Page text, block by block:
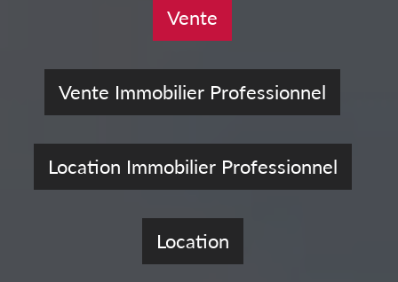
Vente
Vente Immobilier Professionnel
Location Immobilier Professionnel
Location